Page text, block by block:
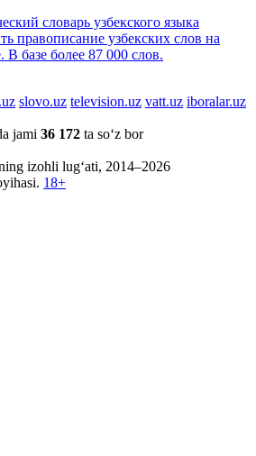
словарь узбекского языка
правописание узбекских слов на
базе более 87 000 слов.
slovo.uz television.uz vatt.uz iboralar.uz
jami 36 172 ta so‘z bor
izohli lug‘ati, 2014–2026
18+